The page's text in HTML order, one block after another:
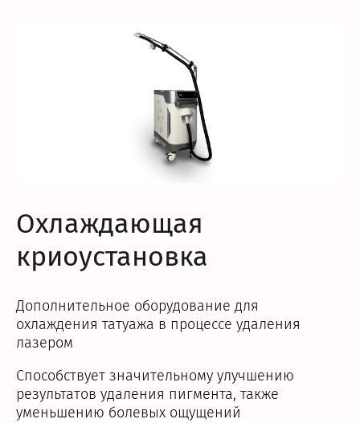
Охлаждающая
криоустановка
Дополнительное оборудование для
охлаждения татуажа в процессе удаления
лазером
Способствует значительному улучшению
результатов удаления пигмента, также
уменьшению болевых ощущений